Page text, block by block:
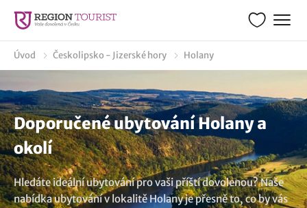
Úvod Českolipsko - Jizerské hory Holany
Doporučené ubytování Holany a
okolí
Hledáte ideální ubytování pro vaši příští dovolenou? Naše
nabídka ubytování v lokalitě Holany je přesně to, co by vás